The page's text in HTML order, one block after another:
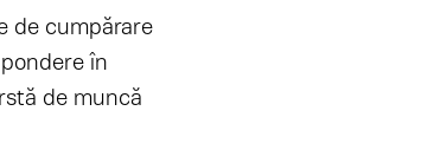
de cumpărare
în
de muncă